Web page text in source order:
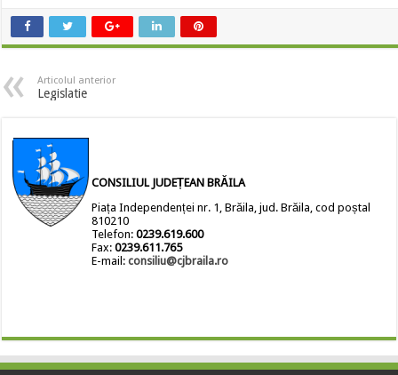
Articolul anterior
Legislatie
CONSILIUL JUDEȚEAN BRĂILA
Piața Independenței nr. 1, Brăila, jud. Brăila, cod poștal
810210
Telefon:0239.619.600
Fax:0239.611.765
E-mail:consiliu@cjbraila.ro